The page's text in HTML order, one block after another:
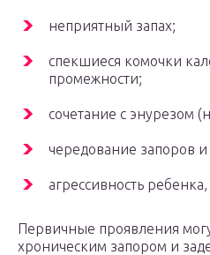
неприятный запах;
спекшиеся комочки
промежности;
сочетание с энурезом
чередование запоров и
агрессивность
Первичные проявления
хроническим запором и